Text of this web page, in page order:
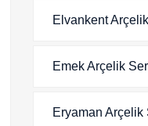
Elvankent
Emek Arçelik
Eryaman Arçelik